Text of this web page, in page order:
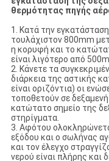
θερμότητας πηγής
1. Κατά την
τουλάχιστον 800mm
η κορυφή και το
είναι λιγότερο από
2. Κάνετε τα
διάρκεια της αστικής
είναι οριζόντια) οι
τοποθετούν σε
κατώτατο σημείο της
στηρίγματα.
3. Αφότου
εξόδου και ο σωλήνας
και τον έλεγχο
νερού είναι πλήρης και